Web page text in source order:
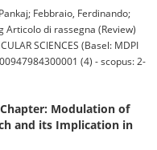
Febbraio, Ferdinando;
Articolo di rassegna (Review)
SCIENCES (Basel: MDPI
(4) - scopus: 2-
Modulation of
and its Implication in